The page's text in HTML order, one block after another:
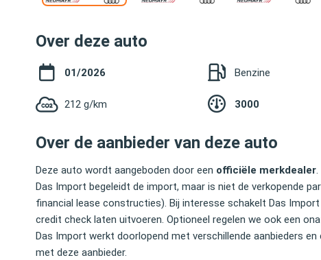
Over deze auto
01/2026 Benzine
212 g/km 3000
Over de aanbieder van deze auto
Deze auto wordt aangeboden door een officiële merkdealer.
Das Import begeleidt de import, maar is niet de verkopende
financial lease constructies). Bij interesse schakelt Das
credit check laten uitvoeren. Optioneel regelen we ook een
Das Import werkt doorlopend met verschillende aanbieders
met deze aanbieder.